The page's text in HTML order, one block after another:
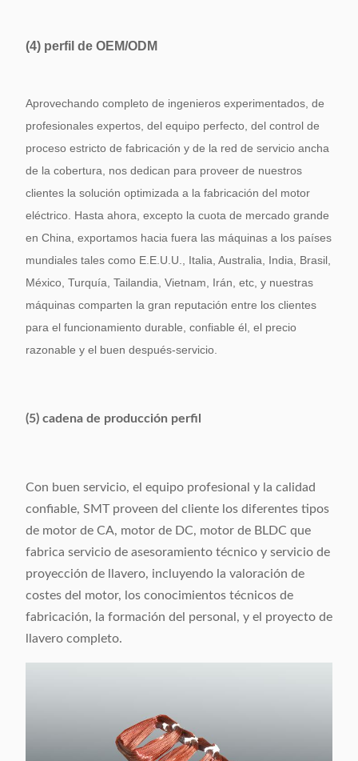
(4) perfil de OEM/ODM
Aprovechando completo de ingenieros experimentados, de
profesionales expertos, del equipo perfecto, del control de
proceso estricto de fabricación y de la red de servicio ancha
de la cobertura, nos dedican para proveer de nuestros
clientes la solución optimizada a la fabricación del motor
eléctrico. Hasta ahora, excepto la cuota de mercado grande
en China, exportamos hacia fuera las máquinas a los países
mundiales tales como E.E.U.U., Italia, Australia, India, Brasil,
México, Turquía, Tailandia, Vietnam, Irán, etc, y nuestras
máquinas comparten la gran reputación entre los clientes
para el funcionamiento durable, confiable él, el precio
razonable y el buen después-servicio.
(5) cadena de producción perfil
Con buen servicio, el equipo profesional y la calidad
confiable, SMT proveen del cliente los diferentes tipos
de motor de CA, motor de DC, motor de BLDC que
fabrica servicio de asesoramiento técnico y servicio de
proyección de llavero, incluyendo la valoración de
costes del motor, los conocimientos técnicos de
fabricación, la formación del personal, y el proyecto de
llavero completo.